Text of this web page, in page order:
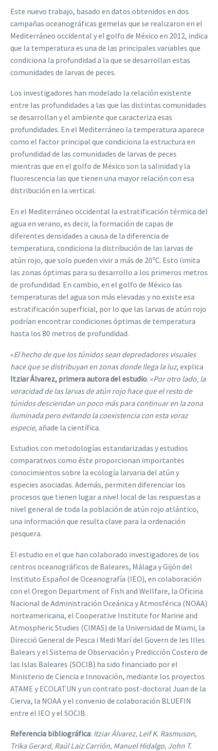
Este nuevo trabajo, basado en datos obtenidos en dos
campañas oceanográficas gemelas que se realizaron en el
Mediterráneo occidental y el golfo de México en 2012, indica
que la temperatura es una de las principales variables que
condiciona la profundidad a la que se desarrollan estas
comunidades de larvas de peces.
Los investigadores han modelado la relación existente
entre las profundidades a las que las distintas comunidades
se desarrollan y el ambiente que caracteriza esas
profundidades. En el Mediterráneo la temperatura aparece
como el factor principal que condiciona la estructura en
profundidad de las comunidades de larvas de peces
mientras que en el golfo de México son la salinidad y la
fluorescencia las que tienen una mayor relación con esa
distribución en la vertical.
En el Mediterráneo occidental la estratificación térmica del
agua en verano, es decir, la formación de capas de
diferentes densidades a causa de la diferencia de
temperatura, condiciona la distribución de las larvas de
atún rojo, que solo pueden vivir a más de 20ºC. Esto limita
las zonas óptimas para su desarrollo a los primeros metros
de profundidad. En cambio, en el golfo de México las
temperaturas del agua son más elevadas y no existe esa
estratificación superficial, por lo que las larvas de atún rojo
podrían encontrar condiciones óptimas de temperatura
hasta los 80 metros de profundidad.
«El hecho de que los túnidos sean depredadores visuales
hace que se distribuyan en zonas donde llega la luz, explica
Itziar Álvarez, primera autora del estudio. «Por otro lado, la
voracidad de las larvas de atún rojo hace que el resto de
túnidos desciendan un poco más para continuar en la zona
iluminada pero evitando la coexistencia con esta voraz
especie, añade la científica.
Estudios con metodologías estandarizadas y estudios
comparativos como éste proporcionan importantes
conocimientos sobre la ecología larvaria del atún y
especies asociadas. Además, permiten diferenciar los
procesos que tienen lugar a nivel local de las respuestas a
nivel general de toda la población de atún rojo atlántico,
una información que resulta clave para la ordenación
pesquera.
El estudio en el que han colaborado investigadores de los
centros oceanográficos de Baleares, Málaga y Gijón del
Instituto Español de Oceanografía (IEO), en colaboración
con el Oregon Department of Fish and Wellfare, la Oficina
Nacional de Administración Oceánica y Atmosférica (NOAA)
norteamericana, el Cooperative Institute for Marine and
Atmospheric Studies (CIMAS) de la Universidad de Miami, la
Direcció General de Pesca i Medi Marí del Govern de les Illes
Balears y el Sistema de Observación y Predicción Costero de
las Islas Baleares (SOCIB) ha sido financiado por el
Ministerio de Ciencia e Innovación, mediante los proyectos
ATAME y ECOLATUN y un contrato post-doctoral Juan de la
Cierva, la NOAA y el convenio de colaboración BLUEFIN
entre el IEO y el SOCIB.
Referencia bibliográfica: Itziar Álvarez, Leif K. Rasmuson,
Trika Gerard, Raúl Laiz Carrión, Manuel Hidalgo, John T.